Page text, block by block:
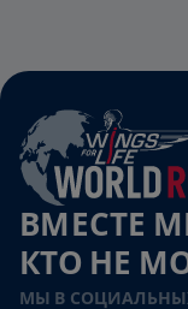
ВМЕСТЕ
КТО НЕ
МЫ В